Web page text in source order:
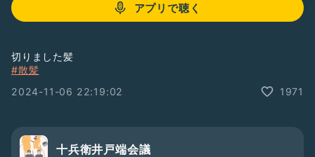
アプリで聴く
切りました髪
#散髪
2024-11-06 22:19:02
1971
十兵衛井戸端会議